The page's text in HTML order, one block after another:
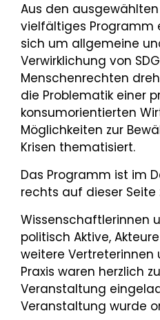
Aus den
vielfältiges Programm
sich um allgemeine
Verwirklichung von
Menschenrechten
die Problematik einer
konsumorientierten
Möglichkeiten zur
Krisen thematisiert.
Das Programm ist im
rechts auf dieser Seite
Wissenschaftlerinnen
politisch Aktive,
weitere Vertreterinnen
Praxis waren herzlich
Veranstaltung
Veranstaltung wurde